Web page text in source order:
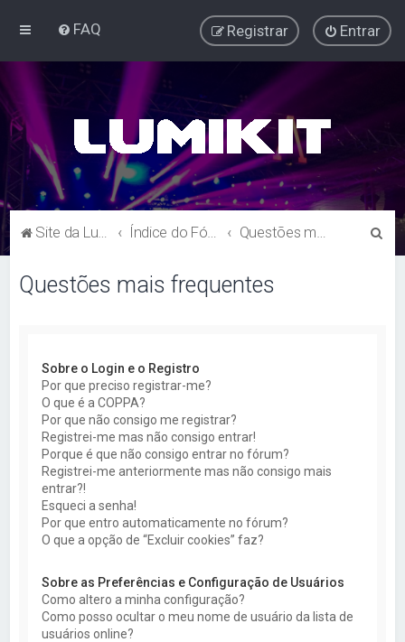
FAQ Entrar
Registrar
Site da Lumikit Índice do Fórum Lumikit Questões mais frequentes
Questões mais frequentes
Sobre o Login e o Registro
Por que preciso registrar-me?
O que é a COPPA?
Por que não consigo me registrar?
Registrei-me mas não consigo entrar!
Porque é que não consigo entrar no fórum?
Registrei-me anteriormente mas não consigo mais
entrar?!
Esqueci a senha!
Por que entro automaticamente no fórum?
O que a opção de “Excluir cookies” faz?
Sobre as Preferências e Configuração de Usuários
Como altero a minha configuração?
Como posso ocultar o meu nome de usuário da lista de
usuários online?